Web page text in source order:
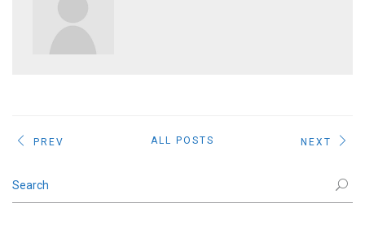
PREV ALL POSTS NEXT